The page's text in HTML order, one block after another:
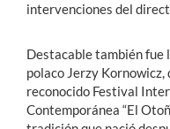
intervenciones del
Destacable también fue
polaco Jerzy
reconocido Festival
Contemporánea “El